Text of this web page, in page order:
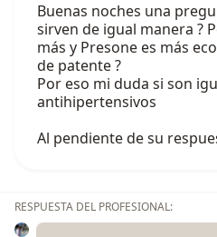
Buenas noches una
sirven de igual manera ?
más y Presone es más
de patente ?
Por eso mi duda si son
antihipertensivos
Al pendiente de su
RESPUESTA DEL PROFESIONAL: